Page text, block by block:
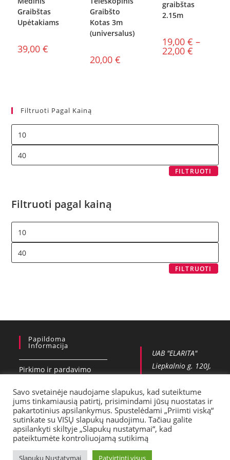
Graibštas
Upėtakiams
39,00 €
Graibšto
Kotas 3m
(universalus)
20,00 €
graibštas
2.15m
19,00 € –
22,00 €
Filtruoti Pagal Kainą
FILTRUOTI
Filtruoti pagal kainą
FILTRUOTI
Papildoma
Informacija
Pirkimo ir pardavimo
Privatumo politika
Kontaktai
Pristatymas
UAB "ELARITA"
Liepkalnio g. 120J,
+37065551006
info@vobla.lt
Savo svetainėje naudojame slapukus, kad suteiktume
jums tinkamiausią patirtį, prisimindami jūsų nuostatas ir
pakartotinius apsilankymus. Spustelėdami „Priimti viską“
sutinkate su VISŲ slapukų naudojimu. Tačiau galite
apsilankyti skiltyje „Slapukų nustatymai“, kad
pateiktumėte kontroliuojamą sutikimą
Slapuku Nustatymai Patvirtinti visus